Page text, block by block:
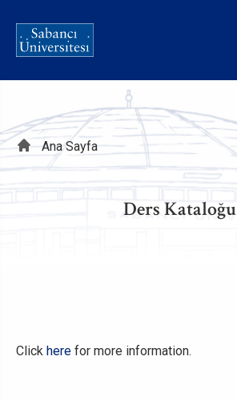
Sayfa
yolu
Ana Sayfa
Ders Kataloğu
Click here for more information.